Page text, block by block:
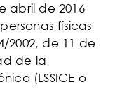
abril de 2016
físicas
2002, de 11 de
de la
(LSSICE o